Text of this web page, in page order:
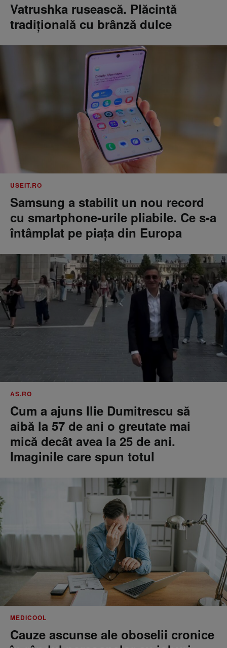
Vatrushka rusească. Plăcintă
tradițională cu brânză dulce
USEIT.RO
Samsung a stabilit un nou record
cu smartphone-urile pliabile. Ce s-a
întâmplat pe piața din Europa
AS.RO
Cum a ajuns Ilie Dumitrescu să
aibă la 57 de ani o greutate mai
mică decât avea la 25 de ani.
Imaginile care spun totul
MEDICOOL
Cauze ascunse ale oboselii cronice